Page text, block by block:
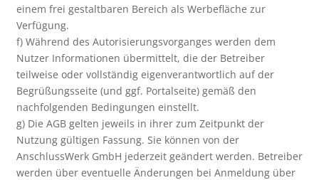
einem frei gestaltbaren Bereich als Werbefläche zur
Verfügung.
f) Während des Autorisierungsvorganges werden dem
Nutzer Informationen übermittelt, die der Betreiber
teilweise oder vollständig eigenverantwortlich auf der
Begrüßungsseite (und ggf. Portalseite) gemäß den
nachfolgenden Bedingungen einstellt.
g) Die AGB gelten jeweils in ihrer zum Zeitpunkt der
Nutzung gültigen Fassung. Sie können von der
AnschlussWerk GmbH jederzeit geändert werden. Betreiber
werden über eventuelle Änderungen bei Anmeldung über